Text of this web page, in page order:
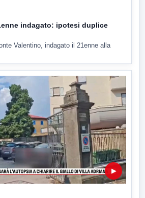
indagato: ipotesi duplice
Valentino, indagato il 21enne alla
▶